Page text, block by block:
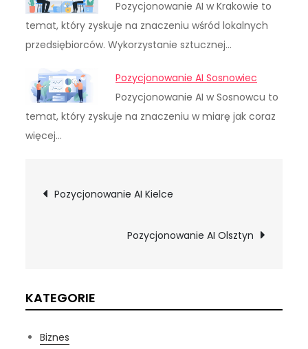
Pozycjonowanie AI w Krakowie to
temat, który zyskuje na znaczeniu wśród lokalnych
przedsiębiorców. Wykorzystanie sztucznej…
Pozycjonowanie AI Sosnowiec
Pozycjonowanie AI w Sosnowcu to
temat, który zyskuje na znaczeniu w miarę jak coraz
więcej…
Nawigacja
Pozycjonowanie AI Kielce
Pozycjonowanie AI Olsztyn
KATEGORIE
Biznes